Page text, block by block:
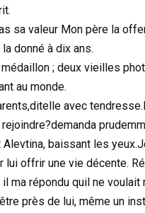
sa valeur Mon père la
donné à dix ans.
; deux vieilles
au monde.
avec
Alevtina, baissant les
lui offrir une vie décente.
ma répondu quil ne
près de lui, même un